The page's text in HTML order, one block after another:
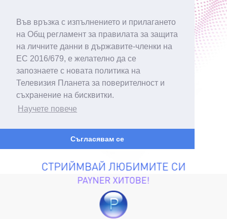
Във връзка с изпълнението и прилагането
на Общ регламент за правилата за защита
на личните данни в държавите-членки на
ЕС 2016/679, е желателно да се
запознаете с новата политика на
Телевизия Планета за поверителност и
съхранение на бисквитки.
Научете повече
Съгласявам се